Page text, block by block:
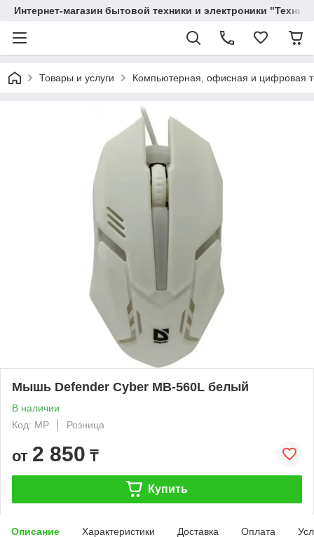
Интернет-магазин бытовой техники и электроники
Товары и услуги Компьютерная, офисная и цифровая
Мышь Defender Cyber MB-560L белый
В наличии
Код: MP
Розница
от 2 850 ₸
Купить
Описание Характеристики Доставка Оплата